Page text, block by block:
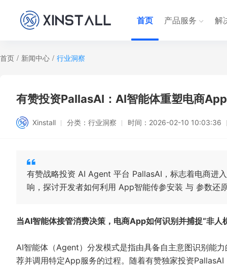
首页 产品服务 解
首页 / 新闻中心 / 行业洞察
有赞投资PallasAI：AI智能体重塑电商
Xinstall 分类： 行业洞察 时间： 2026-02-10 10:03:36
有赞战略投资 AI Agent 平台 PallasAI，标志着电商进
响，探讨开发者如何利用 App智能传参安装 与 参数还
当AI智能体接管消费决策，电商App如何识别并捕捉“非人
AI智能体（Agent）分发模式是指由具备自主意图识别能
荐并调用特定App服务的过程。随着有赞独家投资